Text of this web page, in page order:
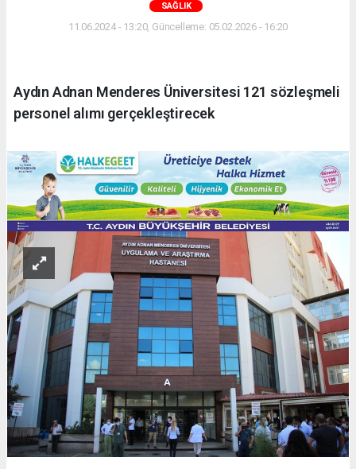
SAĞLIK
11.06.2024 - 13:20, Güncelleme: 05.02.2026 - 16:20
Aydın Adnan Menderes Üniversitesi 121 sözleşmeli
personel alımı gerçekleştirecek